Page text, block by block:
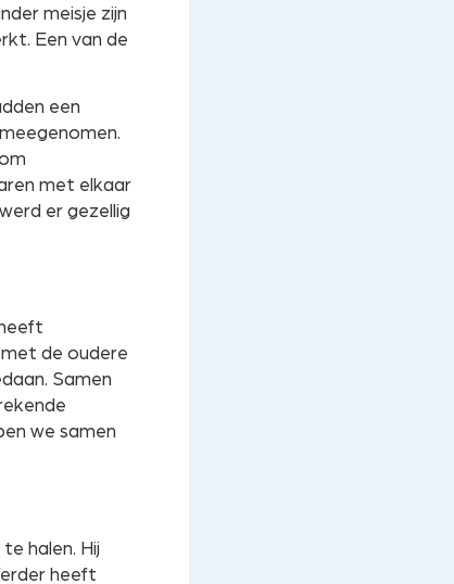
meisje zijn
Een van de
een
met elkaar
er gezellig
met de oudere
Samen
we samen
halen. Hij
heeft